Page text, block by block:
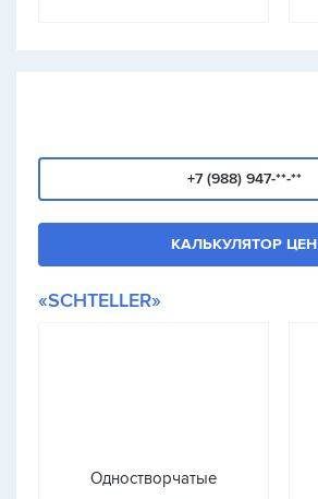
+7 (988) 947-**-**
КАЛЬКУЛЯТОР ЦЕН
«SCHTELLER»
Одностворчатые